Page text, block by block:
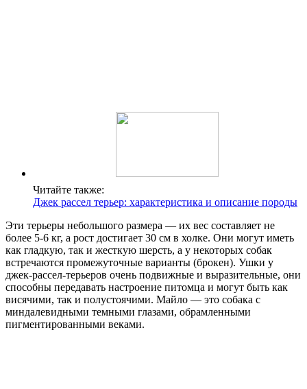
Читайте также:
Джек рассел терьер: характеристика и описание породы
Эти терьеры небольшого размера — их вес составляет не
более 5-6 кг, а рост достигает 30 см в холке. Они могут иметь
как гладкую, так и жесткую шерсть, а у некоторых собак
встречаются промежуточные варианты (брокен). Ушки у
джек-рассел-терьеров очень подвижные и выразительные, они
способны передавать настроение питомца и могут быть как
висячими, так и полустоячими. Майло — это собака с
миндалевидными темными глазами, обрамленными
пигментированными веками.